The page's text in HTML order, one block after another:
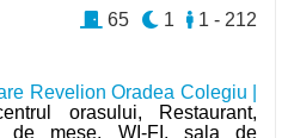
Revelion Oradea Colegiu |
orasului, Restaurant,
de mese, WI-FI, sala de
1 - 212
1
65